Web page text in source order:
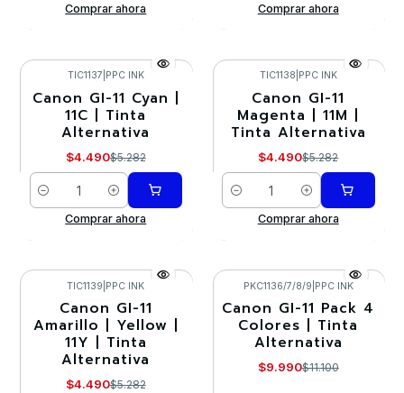
Comprar ahora
Comprar ahora
-15%
TIC1137 PPC INK
Canon GI-11 Cyan |
11C | Tinta
Alternativa
$4.490$5.282
Cantidad
Comprar ahora
-15%
TIC1138 PPC INK
Canon GI-11
Magenta | 11M |
Tinta Alternativa
$4.490$5.282
Cantidad
Comprar ahora
-15%
TIC1139 PPC INK
Canon GI-11
Amarillo | Yellow |
11Y | Tinta
Alternativa
$4.490$5.282
-10%
Agotado
PKC1136/7/8/9 PPC INK
Canon GI-11 Pack 4
Colores | Tinta
Alternativa
$9.990$11.100